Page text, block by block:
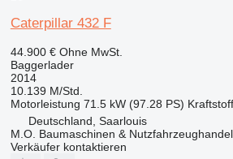
Caterpillar 432 F
44.900 € Ohne MwSt.
Baggerlader
2014
10.139 M/Std.
Motorleistung 71.5 kW (97.28 PS) Kraftstoff
Deutschland, Saarlouis
M.O. Baumaschinen &
Verkäufer kontaktieren